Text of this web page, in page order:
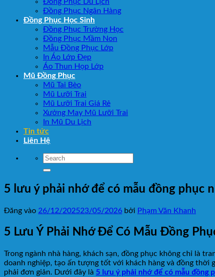
Đồng Phục Ngân Hàng
Đồng Phục Học Sinh
Đồng Phục Trường Học
Đồng Phục Mầm Non
Mẫu Đồng Phục Lớp
In Áo Lớp Đẹp
Áo Thun Họp Lớp
Mũ Đồng Phục
Mũ Tai Bèo
Mũ Lưỡi Trai
Mũ Lưỡi Trai Giá Rẻ
Xưởng May Mũ Lưỡi Trai
In Mũ Du Lịch
Tin tức
Liên Hệ
5 lưu ý phải nhớ để có mẫu đồng phục
Đăng vào 26/12/202523/05/2026 bởi Phạm Văn Khanh
5 Lưu Ý Phải Nhớ Để Có Mẫu Đồng
Trong ngành nhà hàng, khách sạn, đồng phục không chỉ là
doanh nghiệp, tạo ấn tượng tốt với khách hàng và đồng thời
phải đơn giản. Dưới đây là 5 lưu ý phải nhớ để có mẫu đồng